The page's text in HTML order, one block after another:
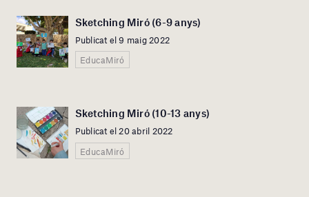
Sketching Miró (6-9 anys)
Publicat el 9 maig 2022
EducaMiró
Sketching Miró (10-13 anys)
Publicat el 20 abril 2022
EducaMiró